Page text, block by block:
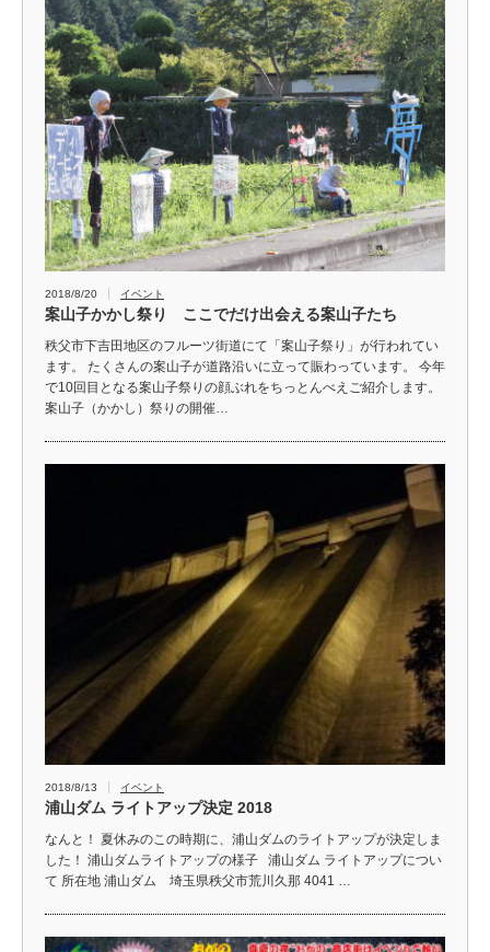
2018/8/20 イベント
案山子かかし祭り ここでだけ出会える案山子たち
秩父市下吉田地区のフルーツ街道にて「案山子祭り」が行われてい
ます。 たくさんの案山子が道路沿いに立って賑わっています。 今年
で10回目となる案山子祭りの顔ぶれをちっとんべえご紹介します。
案山子（かかし）祭りの開催…
2018/8/13 イベント
浦山ダム ライトアップ決定 2018
なんと！ 夏休みのこの時期に、浦山ダムのライトアップが決定しま
した！ 浦山ダムライトアップの様子 浦山ダム ライトアップについ
て 所在地 浦山ダム 埼玉県秩父市荒川久那 4041 …